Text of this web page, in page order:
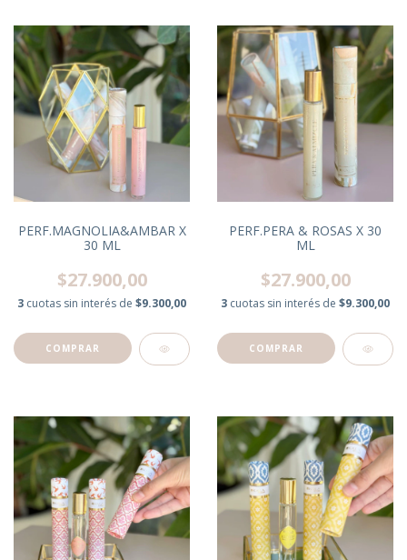
PERF.MAGNOLIA&AMBAR X
30 ML
$27.900,00
3 cuotas sin interés de $9.300,00
PERF.PERA & ROSAS X 30
ML
$27.900,00
3 cuotas sin interés de $9.300,00